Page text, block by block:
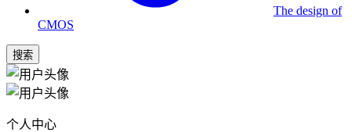
The design of
CMOS
搜索
个人中心